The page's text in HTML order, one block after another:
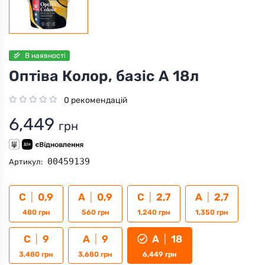
В наявності
Оптіва Колор, базіс А 18л
0 рекомендацій
6,449 грн
Артикул: 00459139
С 0,9
480 грн
А 0,9
560 грн
С 2,7
1,240 грн
А 2,7
1,350 грн
С 9
3,480 грн
А 9
3,680 грн
А 18
6,449 грн